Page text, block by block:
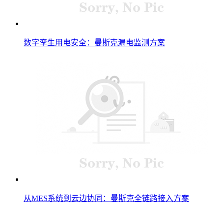
数字孪生用电安全：曼斯克漏电监测方案
从MES系统到云边协同：曼斯克全链路接入方案